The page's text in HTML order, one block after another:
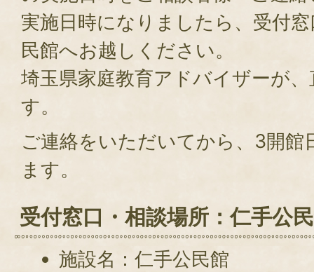
実施日時になりましたら、受付
民館へお越しください。
埼玉県家庭教育アドバイザーが
す。
ご連絡をいただいてから、3開館
ます。
受付窓口・相談場所：仁手公
施設名：仁手公民館